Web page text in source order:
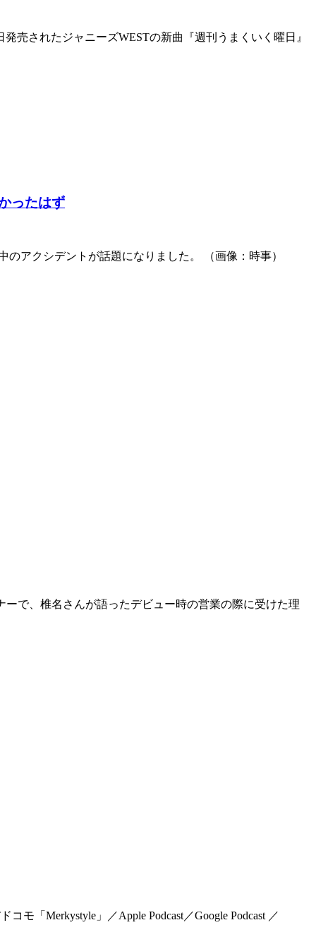
売されたジャニーズWESTの新曲『週刊うまくいく曜日』
ったはず
アクシデントが話題になりました。 （画像：時事）
で、椎名さんが語ったデビュー時の営業の際に受けた理
モ「Merkystyle」／Apple Podcast／Google Podcast ／